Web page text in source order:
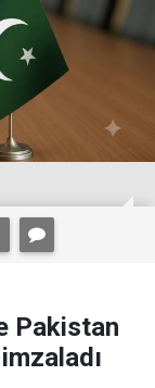
Pakistan